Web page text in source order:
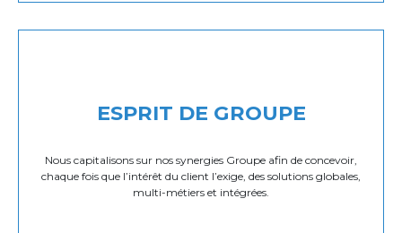
ESPRIT DE GROUPE
Nous capitalisons sur nos synergies Groupe afin de concevoir,
chaque fois que l’intérêt du client l’exige, des solutions globales,
multi-métiers et intégrées.